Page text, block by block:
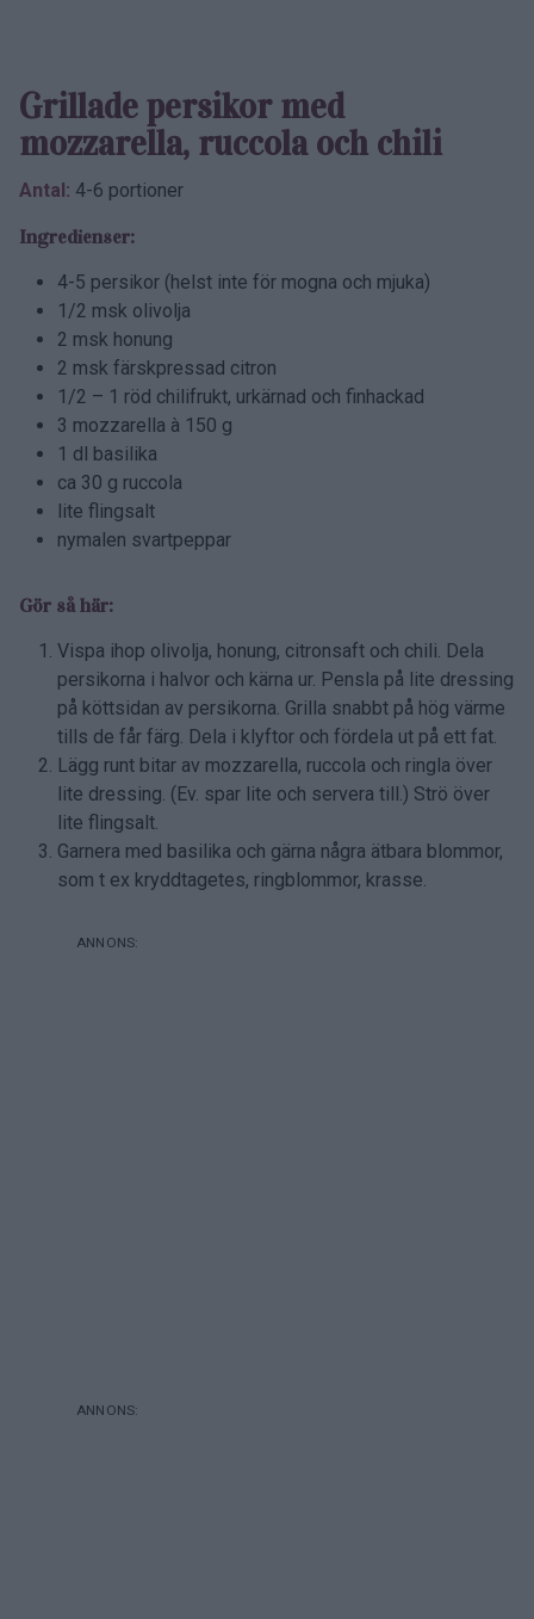
Grillade persikor med
mozzarella, ruccola och chili
Antal: 4-6 portioner
Ingredienser:
4-5 persikor (helst inte för mogna och mjuka)
1/2 msk olivolja
2 msk honung
2 msk färskpressad citron
1/2 – 1 röd chilifrukt, urkärnad och finhackad
3 mozzarella à 150 g
1 dl basilika
ca 30 g ruccola
lite flingsalt
nymalen svartpeppar
Gör så här:
Vispa ihop olivolja, honung, citronsaft och chili. Dela
persikorna i halvor och kärna ur. Pensla på lite dressing
på köttsidan av persikorna. Grilla snabbt på hög värme
tills de får färg. Dela i klyftor och fördela ut på ett fat.
Lägg runt bitar av mozzarella, ruccola och ringla över
lite dressing. (Ev. spar lite och servera till.) Strö över
lite flingsalt.
Garnera med basilika och gärna några ätbara blommor,
som t ex kryddtagetes, ringblommor, krasse.